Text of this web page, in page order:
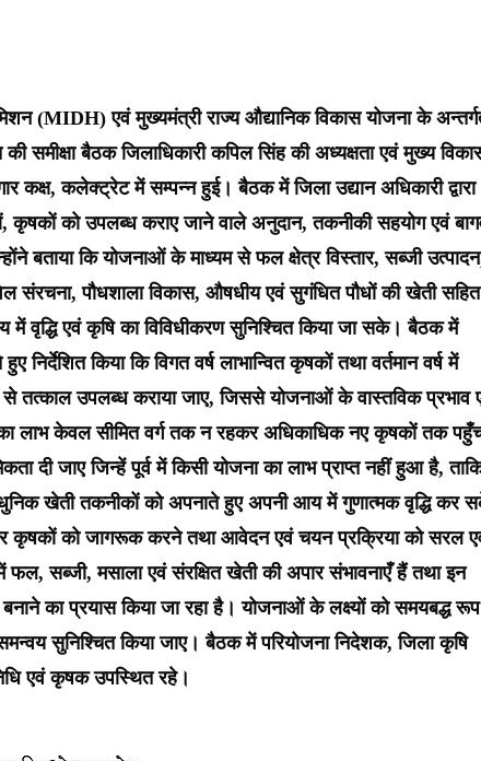
(MIDH) एवं मुख्यमंत्री राज्य औद्यानिक विकास योजना के
की समीक्षा बैठक जिलाधिकारी कपिल सिंह की अध्यक्षता एवं मुख्य
कक्ष, कलेक्ट्रेट में सम्पन्न हुई। बैठक में जिला उद्यान अधिकारी द्वारा
कृषकों को उपलब्ध कराए जाने वाले अनुदान, तकनीकी सहयोग एवं
बताया कि योजनाओं के माध्यम से फल क्षेत्र विस्तार, सब्जी
संरचना, पौधशाला विकास, औषधीय एवं सुगंधित पौधों की खेती सहित
में वृद्धि एवं कृषि का विविधीकरण सुनिश्चित किया जा सके। बैठक में
किया कि विगत वर्ष लाभान्वित कृषकों तथा वर्तमान वर्ष में
तत्काल उपलब्ध कराया जाए, जिससे योजनाओं के वास्तविक प्रभाव
लाभ केवल सीमित वर्ग तक न रहकर अधिकाधिक नए कृषकों तक
दी जाए जिन्हें पूर्व में किसी योजना का लाभ प्राप्त नहीं हुआ है,
खेती तकनीकों को अपनाते हुए अपनी आय में गुणात्मक वृद्धि कर
पर कृषकों को जागरूक करने तथा आवेदन एवं चयन प्रक्रिया को सरल
में फल, सब्जी, मसाला एवं संरक्षित खेती की अपार संभावनाएँ हैं तथा इन
का प्रयास किया जा रहा है। योजनाओं के लक्ष्यों को समयबद्ध
सुनिश्चित किया जाए। बैठक में परियोजना निदेशक, जिला कृषि
एवं कृषक उपस्थित रहे।